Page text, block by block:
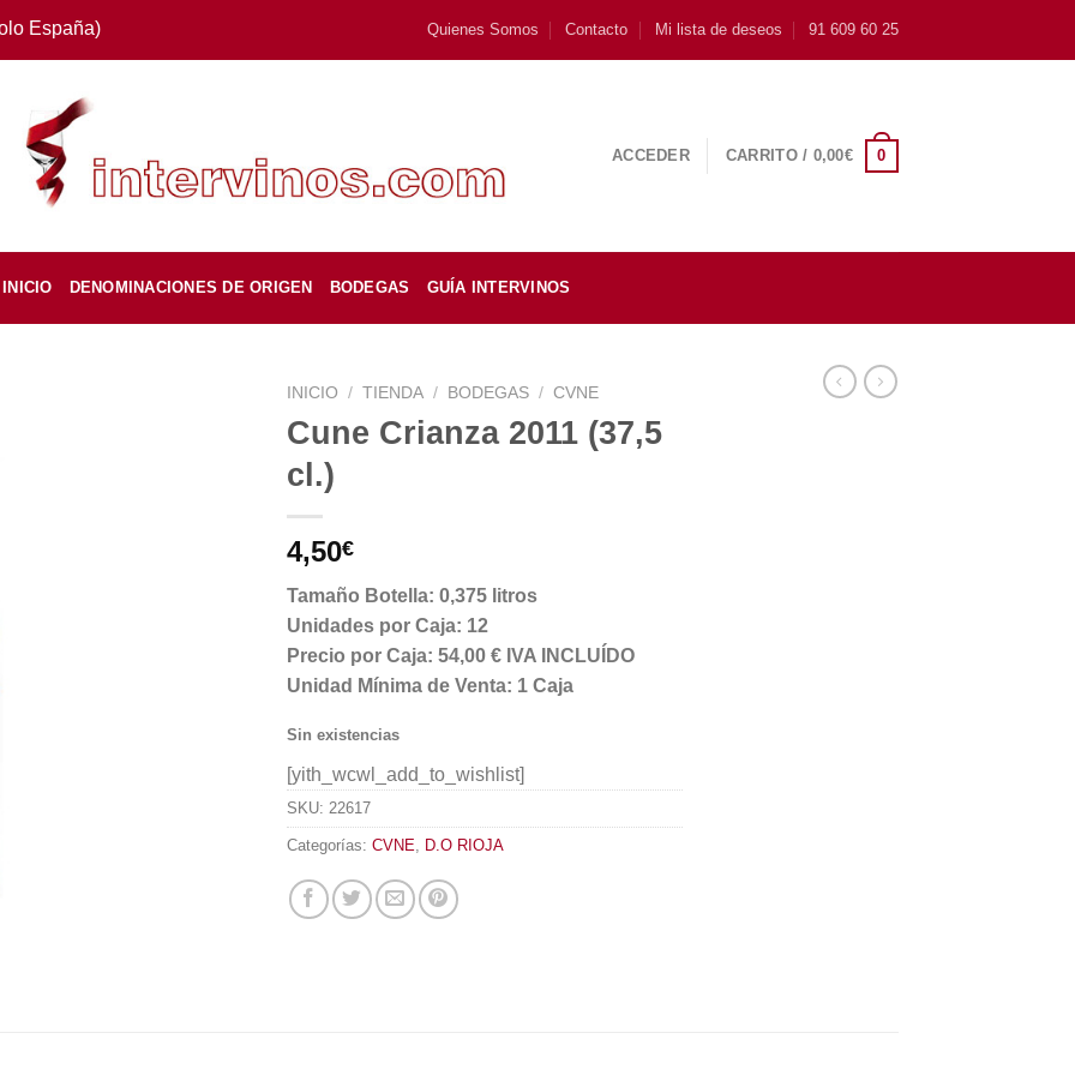
España) Quienes Somos Contacto Mi lista de deseos 91 609 60 25
ACCEDER CARRITO / 0,00€ 0
INICIO DENOMINACIONES DE ORIGEN BODEGAS GUÍA INTERVINOS
INICIO / TIENDA / BODEGAS / CVNE
Cune Crianza 2011 (37,5
cl.)
4,50€
Tamaño Botella: 0,375 litros
Unidades por Caja: 12
Precio por Caja: 54,00 € IVA INCLUÍDO
Unidad Mínima de Venta: 1 Caja
Sin existencias
[yith_wcwl_add_to_wishlist]
SKU: 22617
Categorías: CVNE, D.O RIOJA